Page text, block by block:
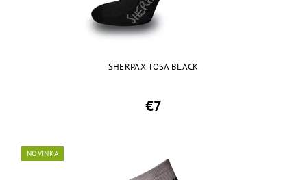
SHERPAX TOSA BLACK
€7
NOVINKA